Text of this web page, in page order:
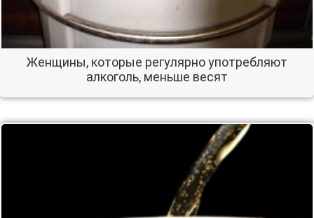
Женщины, которые регулярно употребляют
алкоголь, меньше весят